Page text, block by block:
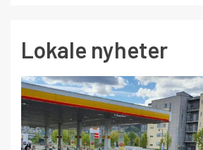
Lokale nyheter